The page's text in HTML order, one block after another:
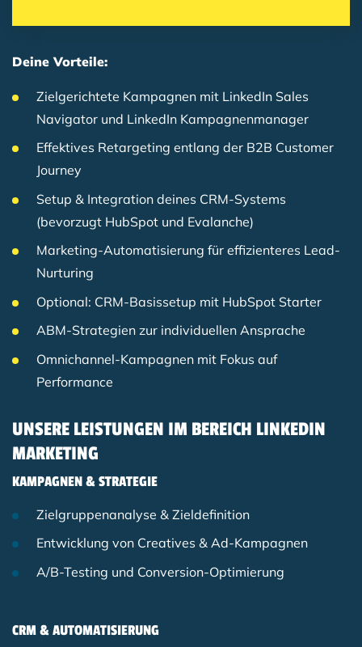
Deine Vorteile:
Zielgerichtete Kampagnen mit LinkedIn Sales
Navigator und LinkedIn Kampagnenmanager
Effektives Retargeting entlang der B2B Customer
Journey
Setup & Integration deines CRM-Systems
(bevorzugt HubSpot und Evalanche)
Marketing-Automatisierung für effizienteres Lead-
Nurturing
Optional: CRM-Basissetup mit HubSpot Starter
ABM-Strategien zur individuellen Ansprache
Omnichannel-Kampagnen mit Fokus auf
Performance
UNSERE LEISTUNGEN IM BEREICH LINKEDIN
MARKETING
KAMPAGNEN & STRATEGIE
Zielgruppenanalyse & Zieldefinition
Entwicklung von Creatives & Ad-Kampagnen
A/B-Testing und Conversion-Optimierung
CRM & AUTOMATISIERUNG